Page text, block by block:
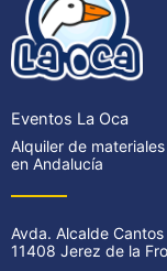
Eventos La Oca
Alquiler de
en Andalucía
Avda. Alcalde
11408 Jerez de la